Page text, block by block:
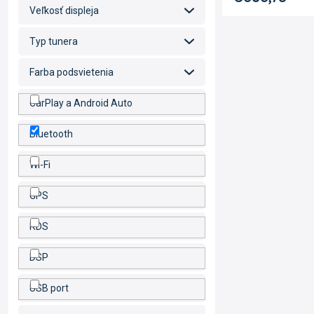
Veľkosť displeja
Typ tunera
Farba podsvietenia
CarPlay a Android Auto
Bluetooth
Wi-Fi
GPS
RDS
DSP
USB port